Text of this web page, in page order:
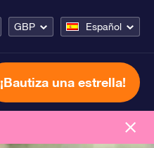
GBP Español
¡Bautiza una estrella!